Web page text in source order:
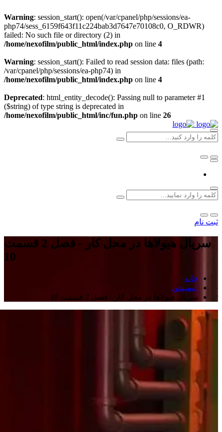
Warning: session_start(): open(/var/cpanel/php/sessions/ea-
php74/sess_6159f643f11c224bab3d7647e70108c0, O_RDWR)
failed: No such file or directory (2) in
/home/nexofilm/public_html/index.php on line 4
Warning: session_start(): Failed to read session data: files (path:
/var/cpanel/php/sessions/ea-php74) in
/home/nexofilm/public_html/index.php on line 4
Deprecated: html_entity_decode(): Passing null to parameter #1
($string) of type string is deprecated in
/home/nexofilm/public_html/inc/fun.php on line 26
ثبت نام
سریال هیولاها در محل کار - فصل 2 قسمت
10
خانه
انیمیشن
سریال هیولاها در محل کار - فصل 2 قسمت 10